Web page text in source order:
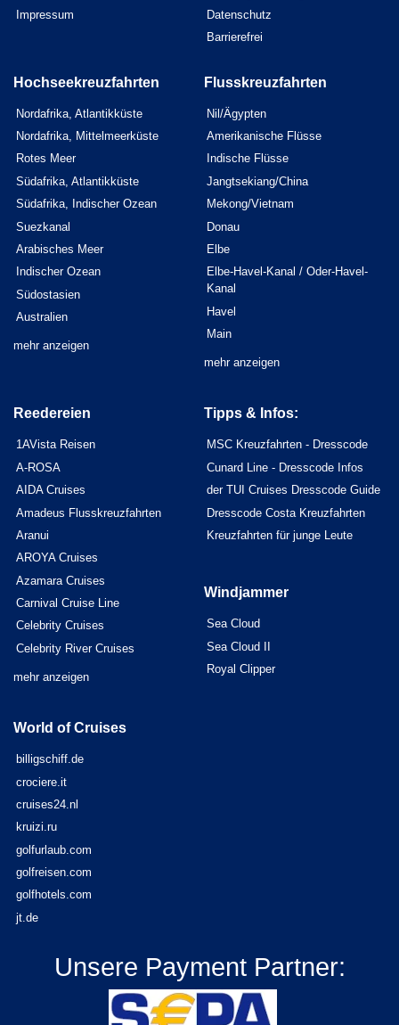
Impressum
Datenschutz
Barrierefrei
Hochseekreuzfahrten
Nordafrika, Atlantikküste
Nordafrika, Mittelmeerküste
Rotes Meer
Südafrika, Atlantikküste
Südafrika, Indischer Ozean
Suezkanal
Arabisches Meer
Indischer Ozean
Südostasien
Australien
mehr anzeigen
Flusskreuzfahrten
Nil/Ägypten
Amerikanische Flüsse
Indische Flüsse
Jangtsekiang/China
Mekong/Vietnam
Donau
Elbe
Elbe-Havel-Kanal / Oder-Havel-
Kanal
Havel
Main
mehr anzeigen
Reedereien
1AVista Reisen
A-ROSA
AIDA Cruises
Amadeus Flusskreuzfahrten
Aranui
AROYA Cruises
Azamara Cruises
Carnival Cruise Line
Celebrity Cruises
Celebrity River Cruises
mehr anzeigen
Tipps & Infos:
MSC Kreuzfahrten - Dresscode
Cunard Line - Dresscode Infos
der TUI Cruises Dresscode Guide
Dresscode Costa Kreuzfahrten
Kreuzfahrten für junge Leute
Windjammer
Sea Cloud
Sea Cloud II
Royal Clipper
World of Cruises
billigschiff.de
crociere.it
cruises24.nl
kruizi.ru
golfurlaub.com
golfreisen.com
golfhotels.com
jt.de
Unsere Payment Partner: